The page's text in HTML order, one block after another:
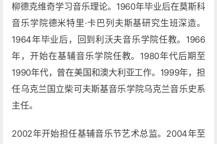
柳德克维奇学习音乐理论。1960年毕业后在莫斯科
音乐学院德米特里·卡巴列夫斯基研究生班深造。
1964年毕业后，回到利沃夫音乐学院任教。1966
年，开始在基辅音乐学院任教。1980年代后期至
1990年代，曾在美国和澳大利亚工作。1999年，担
任乌克兰国立柴可夫斯基音乐学院乌克兰音乐史系
主任。
2002年开始担任基辅音乐节艺术总监。2004年至